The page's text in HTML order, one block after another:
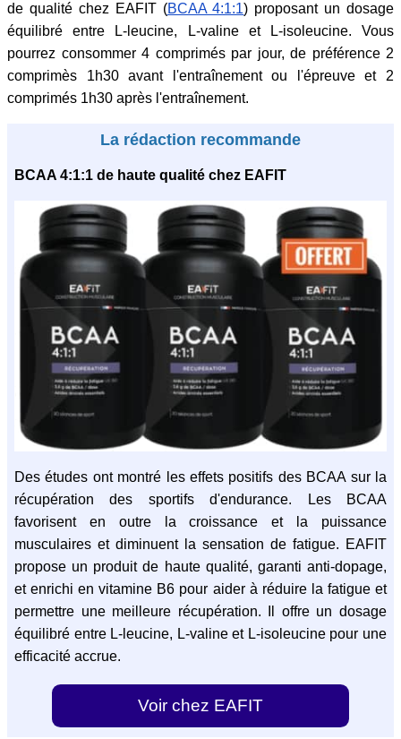
de qualité chez EAFIT (BCAA 4:1:1) proposant un dosage
équilibré entre L-leucine, L-valine et L-isoleucine. Vous
pourrez consommer 4 comprimés par jour, de préférence 2
comprimès 1h30 avant l'entraînement ou l'épreuve et 2
comprimés 1h30 après l'entraînement.
La rédaction recommande
BCAA 4:1:1 de haute qualité chez EAFIT
Des études ont montré les effets positifs des BCAA sur la
récupération des sportifs d'endurance. Les BCAA
favorisent en outre la croissance et la puissance
musculaires et diminuent la sensation de fatigue. EAFIT
propose un produit de haute qualité, garanti anti-dopage,
et enrichi en vitamine B6 pour aider à réduire la fatigue et
permettre une meilleure récupération. Il offre un dosage
équilibré entre L-leucine, L-valine et L-isoleucine pour une
efficacité accrue.
Voir chez EAFIT